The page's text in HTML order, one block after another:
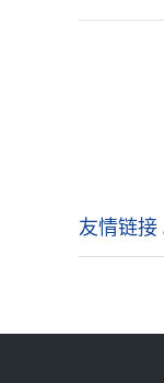
友情链接